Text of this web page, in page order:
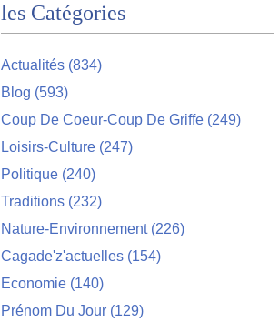
les Catégories
Actualités (834)
Blog (593)
Coup De Coeur-Coup De Griffe (249)
Loisirs-Culture (247)
Politique (240)
Traditions (232)
Nature-Environnement(226)
Cagade'z'actuelles (154)
Economie (140)
Prénom Du Jour (129)